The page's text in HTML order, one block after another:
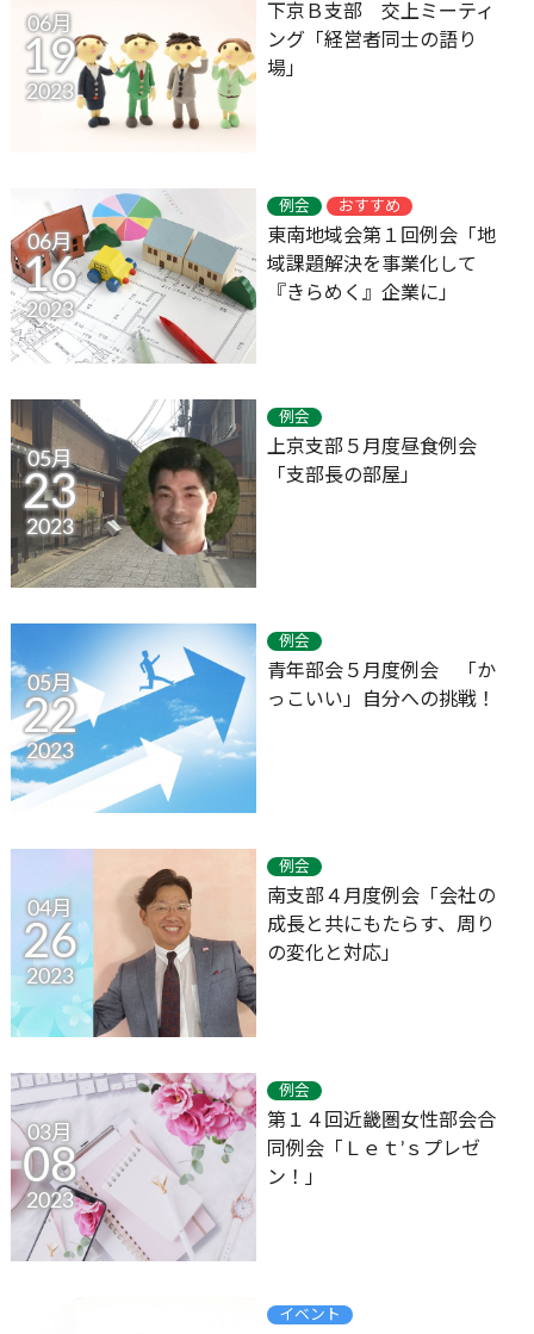
06月
19
2023
下京Ｂ支部 交上ミーティ
ング「経営者同士の語り
場」
06月
16
2023
例会 おすすめ
東南地域会第１回例会「地
域課題解決を事業化して
『きらめく』企業に」
05月
23
2023
例会
上京支部５月度昼食例会
「支部長の部屋」
05月
22
2023
例会
青年部会５月度例会 「か
っこいい」自分への挑戦！
04月
26
2023
例会
南支部４月度例会「会社の
成長と共にもたらす、周り
の変化と対応」
03月
08
2023
例会
第１４回近畿圏女性部会合
同例会「Ｌｅｔ’ｓプレゼ
ン！」
イベント